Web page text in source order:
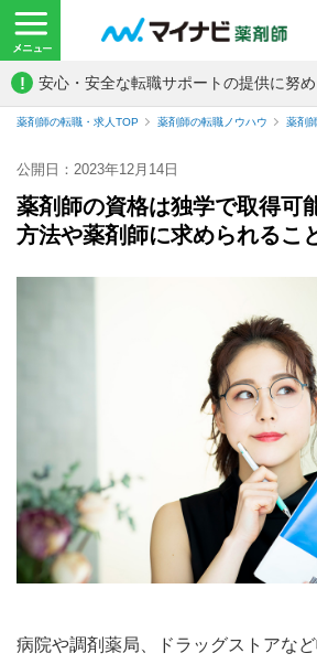
! 安心・安全な転職サポートの提供に努め
薬剤師の転職・求人TOP 薬剤師の転職ノウハウ 薬剤
公開日：2023年12月14日
薬剤師の資格は独学で取得可
方法や薬剤師に求められるこ
病院や調剤薬局、ドラッグストアな